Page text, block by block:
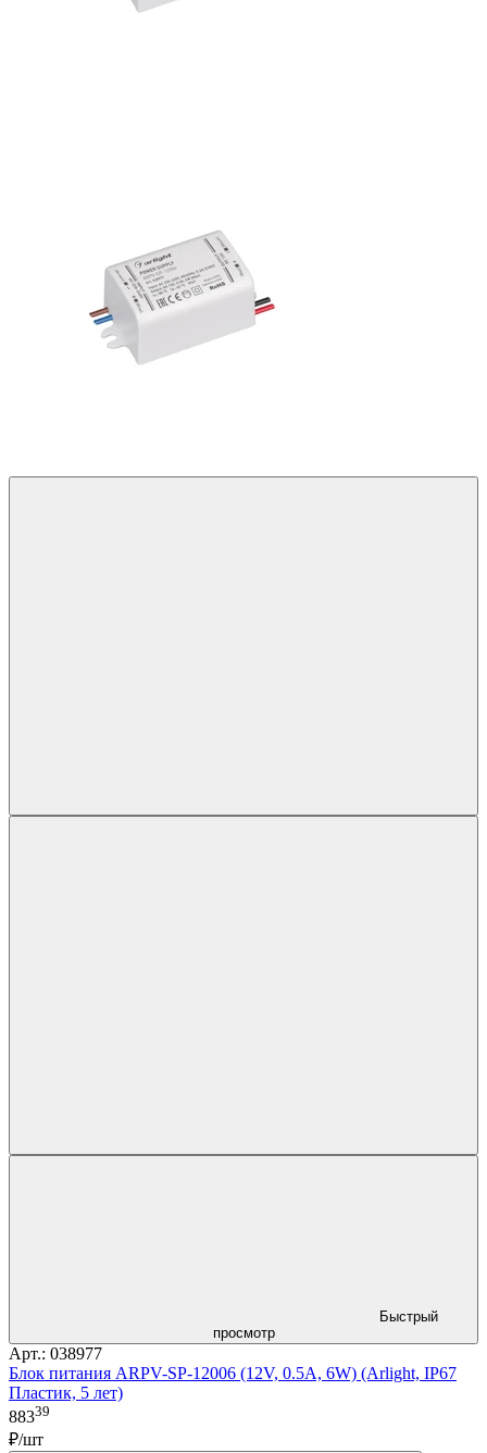
Быстрый
просмотр
Арт.: 038977
Блок питания ARPV-SP-12006 (12V, 0.5A, 6W) (Arlight, IP67
Пластик, 5 лет)
88339
₽/шт